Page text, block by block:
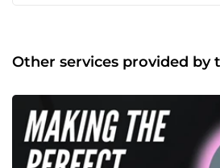
Other services provided by